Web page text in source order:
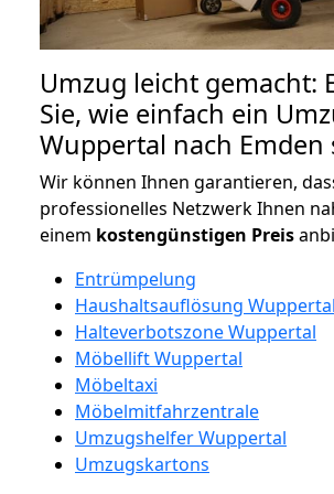
Umzug leicht gemacht:
Sie, wie einfach ein
Wuppertal nach Emden
Wir können Ihnen garantieren,
professionelles Netzwerk Ihnen
einem kostengünstigen Preis
Entrümpelung
Haushaltsauflösung Wuppertal
Halteverbotszone Wuppertal
Möbellift Wuppertal
Möbeltaxi
Möbelmitfahrzentrale
Umzugshelfer Wuppertal
Umzugskartons